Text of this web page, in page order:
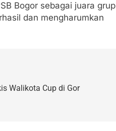
Bogor sebagai juara grup
dan mengharumkan
Walikota Cup di Gor